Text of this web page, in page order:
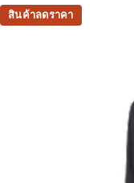
สินค้าลดราคา